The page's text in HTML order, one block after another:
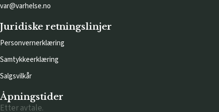
var@varhelse.no
Juridiske retningslinjer
Personvernerklæring
Samtykkeerklæring
Salgsvilkår
Åpningstider
Etter avtale.